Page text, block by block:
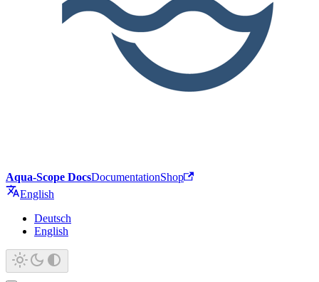
Aqua-Scope DocsDocumentationShop
English
Deutsch
English